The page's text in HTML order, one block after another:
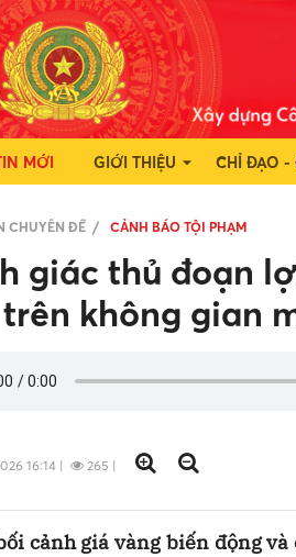
MỚI GIỚI THIỆU CHỈ ĐẠO -
CHUYÊN ĐỀ CẢNH BÁO TỘI PHẠM
giác thủ đoạn
không gian
16:14 | 265 |
cảnh giá vàng biến động